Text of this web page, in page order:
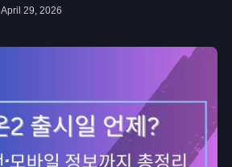
April 29, 2026